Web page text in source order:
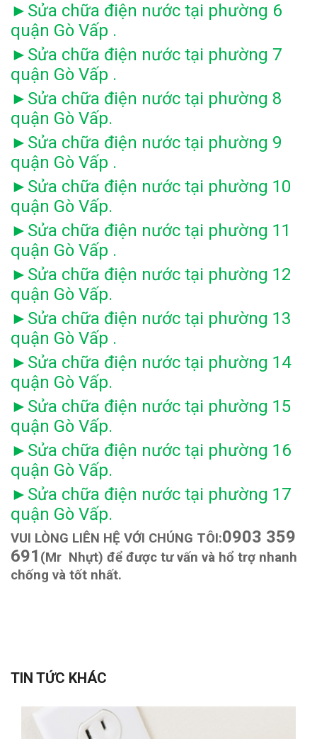
► Sửa chữa điện nước tại phường 6
quận Gò Vấp .
► Sửa chữa điện nước tại phường 7
quận Gò Vấp .
► Sửa chữa điện nước tại phường 8
quận Gò Vấp.
► Sửa chữa điện nước tại phường 9
quận Gò Vấp .
► Sửa chữa điện nước tại phường 10
quận Gò Vấp.
► Sửa chữa điện nước tại phường 11
quận Gò Vấp .
► Sửa chữa điện nước tại phường 12
quận Gò Vấp.
► Sửa chữa điện nước tại phường 13
quận Gò Vấp .
► Sửa chữa điện nước tại phường 14
quận Gò Vấp.
► Sửa chữa điện nước tại phường 15
quận Gò Vấp.
► Sửa chữa điện nước tại phường 16
quận Gò Vấp.
► Sửa chữa điện nước tại phường 17
quận Gò Vấp.
VUI LÒNG LIÊN HỆ VỚI CHÚNG TÔI:0903 359
691 (Mr Nhựt) để được tư vấn và hổ trợ nhanh
chống và tốt nhất.
TIN TỨC KHÁC